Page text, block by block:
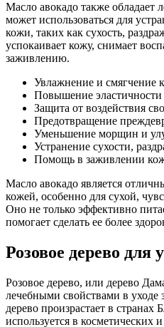
Масло авокадо также обладает
может использоваться для
кожи, таких как сухость,
успокаивает кожу, снимает
заживлению.
Увлажнение и смягчение
Повышение эластичности
Защита от воздействия
Предотвращение
Уменьшение морщин и
Устранение сухости,
Помощь в заживлении
Масло авокадо является
кожей, особенно для сухой,
Оно не только эффективно
помогает сделать ее более
Розовое дерево для
Розовое дерево, или дерево
лечебными свойствами в уходе
дерево произрастает в странах
используется в